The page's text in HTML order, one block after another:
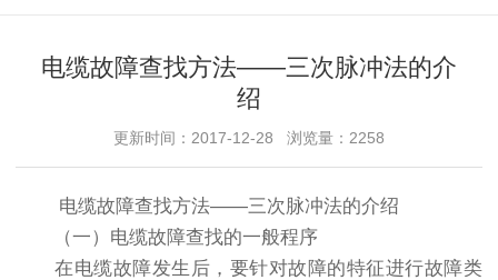
电缆故障查找方法――三次脉冲法的介
绍
更新时间：2017-12-28 浏览量：2258
电缆故障查找方法――三次脉冲法的介绍
（一）电缆故障查找的一般程序
在电缆故障发生后，要针对故障的特征进行故障类